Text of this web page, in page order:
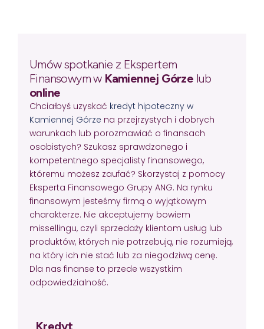
Umów spotkanie z Ekspertem
Finansowym wKamiennej Górze lub
online
Chciałbyś uzyskać kredyt hipoteczny w
Kamiennej Górze na przejrzystych i dobrych
warunkach lub porozmawiać o finansach
osobistych? Szukasz sprawdzonego i
kompetentnego specjalisty finansowego,
któremu możesz zaufać? Skorzystaj z pomocy
Eksperta Finansowego Grupy ANG. Na rynku
finansowym jesteśmy firmą o wyjątkowym
charakterze. Nie akceptujemy bowiem
missellingu, czyli sprzedaży klientom usług lub
produktów, których nie potrzebują, nie rozumieją,
na który ich nie stać lub za niegodziwą cenę.
Dla nas finanse to przede wszystkim
odpowiedzialność.
Kredyt